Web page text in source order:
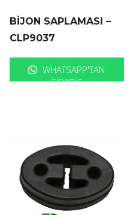
BİJON SAPLAMASI –
CLP9037
WHATSAPP'TAN
SIPARIŞ